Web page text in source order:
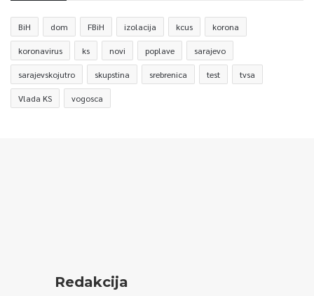
BiH dom FBiH izolacija kcus korona
koronavirus ks novi poplave sarajevo
sarajevskojutro skupstina srebrenica test tvsa
Vlada KS vogosca
Redakcija